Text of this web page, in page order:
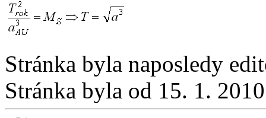
Stránka byla naposledy
Stránka byla od 15. 1.